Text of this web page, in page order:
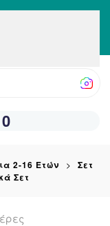
2-16 Ετών
Σετ
Σετ